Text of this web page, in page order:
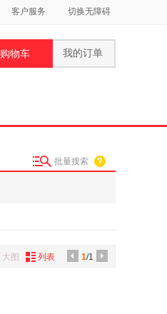
客户服务 切换无障碍
购物车 我的订单
批量搜索
1/1
大图 列表